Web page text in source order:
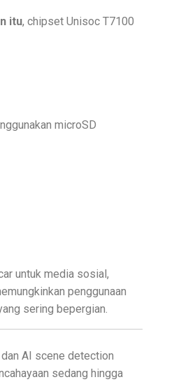
itu, chipset Unisoc T7100
microSD
untuk media sosial,
penggunaan
sering bepergian.
AI scene detection
sedang hingga